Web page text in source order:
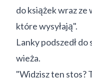
do książek wraz ze
które wysyłają".
Lanky podszedł
wieża.
"Widzisz ten stos?